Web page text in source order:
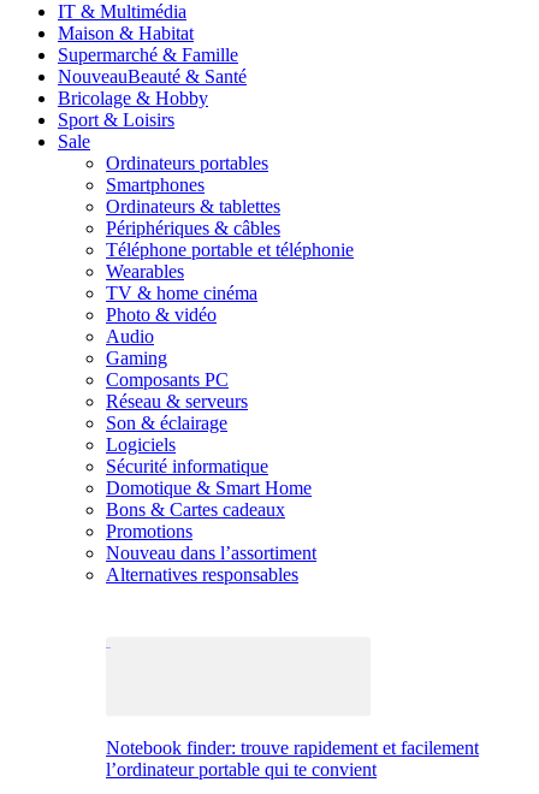
IT & Multimédia
Maison & Habitat
Supermarché & Famille
NouveauBeauté & Santé
Bricolage & Hobby
Sport & Loisirs
Sale
Ordinateurs portables
Smartphones
Ordinateurs & tablettes
Périphériques & câbles
Téléphone portable et téléphonie
Wearables
TV & home cinéma
Photo & vidéo
Audio
Gaming
Composants PC
Réseau & serveurs
Son & éclairage
Logiciels
Sécurité informatique
Domotique & Smart Home
Bons & Cartes cadeaux
Promotions
Nouveau dans l’assortiment
Alternatives responsables
Notebook finder: trouve rapidement et facilement
l’ordinateur portable qui te convient